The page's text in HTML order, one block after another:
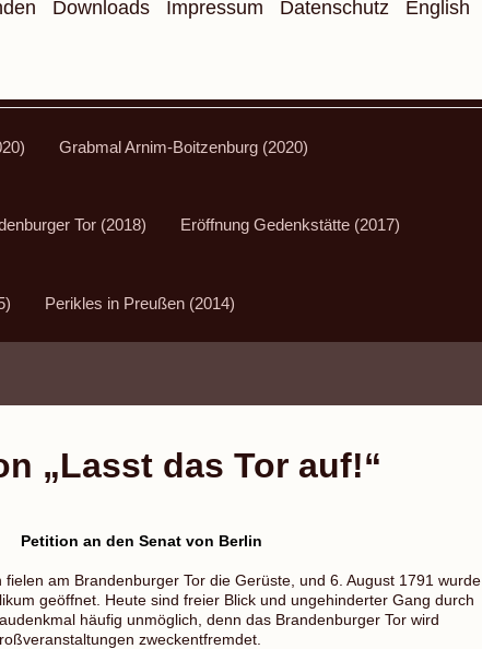
Downloads Impressum Datenschutz English
Grabmal Arnim-Boitzenburg (2020)
Tor (2018) Eröffnung Gedenkstätte (2017)
Perikles in Preußen (2014)
„Lasst das Tor auf!“
Petition an den Senat von Berlin
am Brandenburger Tor die Gerüste, und 6. August 1791 wurde
geöffnet. Heute sind freier Blick und ungehinderter Gang durch
häufig unmöglich, denn das Brandenburger Tor wird
zweckentfremdet.